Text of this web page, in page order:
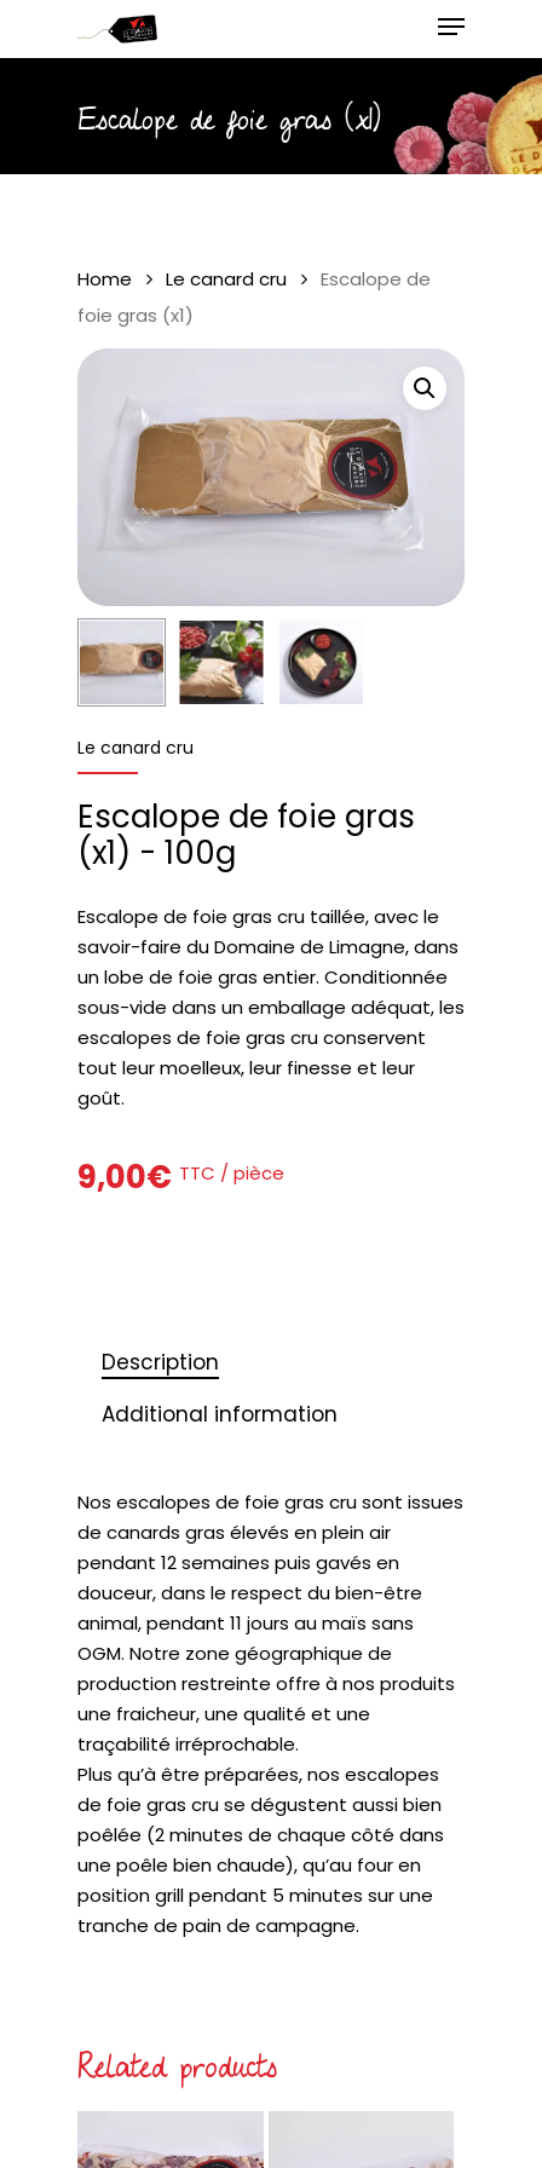
Menu
Escalope de foie gras (x1)
Home Le canard cru
Escalope de
foie gras (x1)
Le canard cru
Escalope de foie gras
(x1) - 100g
Escalope de foie gras cru taillée, avec le
savoir-faire du Domaine de Limagne, dans
un lobe de foie gras entier. Conditionnée
sous-vide dans un emballage adéquat, les
escalopes de foie gras cru conservent
tout leur moelleux, leur finesse et leur
goût.
9,00€ TTC / pièce
Description
Additional information
Nos escalopes de foie gras cru sont issues
de canards gras élevés en plein air
pendant 12 semaines puis gavés en
douceur, dans le respect du bien-être
animal, pendant 11 jours au maïs sans
OGM. Notre zone géographique de
production restreinte offre à nos produits
une fraicheur, une qualité et une
traçabilité irréprochable.
Plus qu’à être préparées, nos escalopes
de foie gras cru se dégustent aussi bien
poêlée (2 minutes de chaque côté dans
une poêle bien chaude), qu’au four en
position grill pendant 5 minutes sur une
tranche de pain de campagne.
Related products
Close
Menu